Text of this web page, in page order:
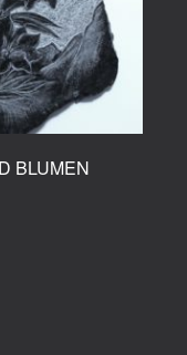
BLUMEN